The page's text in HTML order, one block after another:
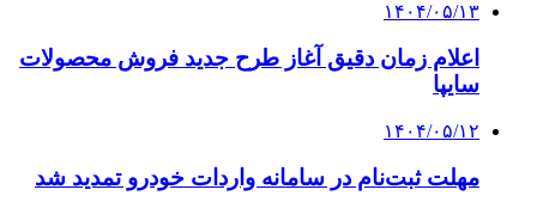
۱۴۰۴/۰۵/۱۳
اعلام زمان دقیق آغاز طرح جدید فروش محصولات
سایپا
۱۴۰۴/۰۵/۱۲
مهلت ثبت‌نام در سامانه واردات خودرو تمدید شد